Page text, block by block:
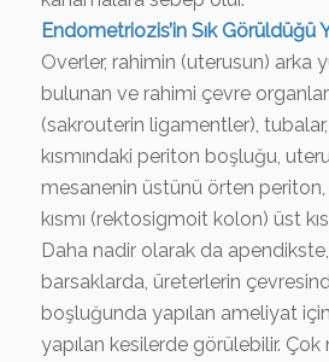
Endometriozis’in Sık Görüldüğü
Overler, rahimin (uterusun) arka
bulunan ve rahimi çevre
(sakrouterin ligamentler),
kısmındaki periton boşluğu,
mesanenin üstünü örten periton,
kısmı (rektosigmoit kolon) üst
Daha nadir olarak da
barsaklarda, üreterlerin
boşluğunda yapılan ameliyat
yapılan kesilerde görülebilir. Çok